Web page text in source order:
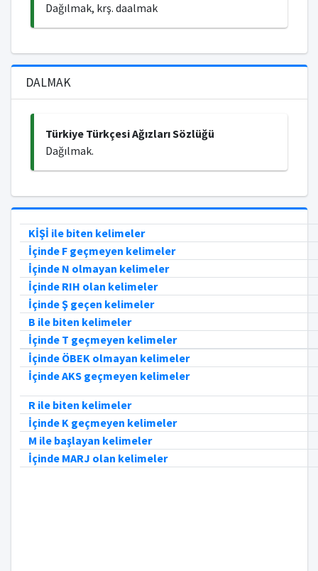
Dağılmak, krş. daalmak
DALMAK
Türkiye Türkçesi Ağızları Sözlüğü
Dağılmak.
KİŞİ ile biten kelimeler
İçinde F geçmeyen kelimeler
İçinde N olmayan kelimeler
İçinde RIH olan kelimeler
İçinde Ş geçen kelimeler
B ile biten kelimeler
İçinde T geçmeyen kelimeler
İçinde ÖBEK olmayan kelimeler
İçinde AKS geçmeyen kelimeler
R ile biten kelimeler
İçinde K geçmeyen kelimeler
M ile başlayan kelimeler
İçinde MARJ olan kelimeler